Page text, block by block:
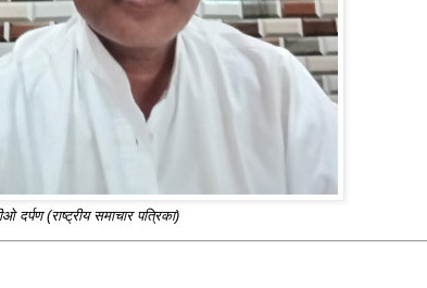
(राष्ट्रीय समाचार पत्रिका)